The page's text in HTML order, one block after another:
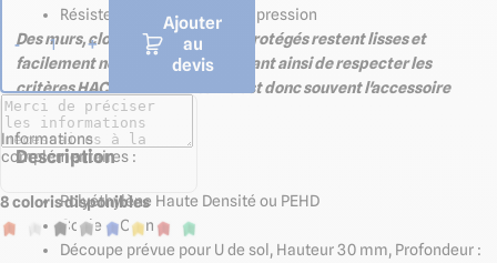
- 1 +
Ajouter
au
devis
Informations
complémentaires :
8 coloris disponibles
Résiste au nettoyage haute pression
Des murs, cloisons et panneaux protégés restent lisses et
facilement nettoyables permettant ainsi de respecter les
critères HACCP. L'angle Interne est donc souvent l'accessoire
indispensable.
Description
Polyéthylène Haute Densité ou PEHD
Couleur Orange
Découpe prévue pour U de sol, Hauteur 30 mm, Profondeur :